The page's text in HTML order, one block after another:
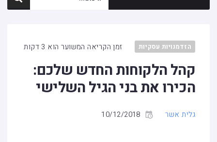
הזדמנויות עסקיות זמן הקריאה המשוער הוא 3 דקות
קהל הלקוחות החדש שלכם:
הכירו את בני הגיל השלישי
גלית אשר 10/12/2018